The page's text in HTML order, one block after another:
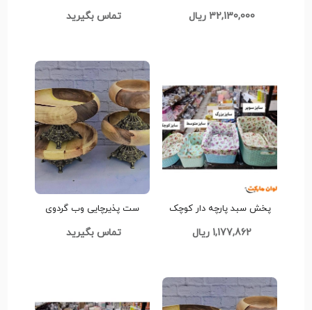
32,130,000 ریال تماس بگیرید
پخش سبد پارچه دار کوچک
1,177,862 ریال
ست پذیرچایی وب گردوی
تماس بگیرید